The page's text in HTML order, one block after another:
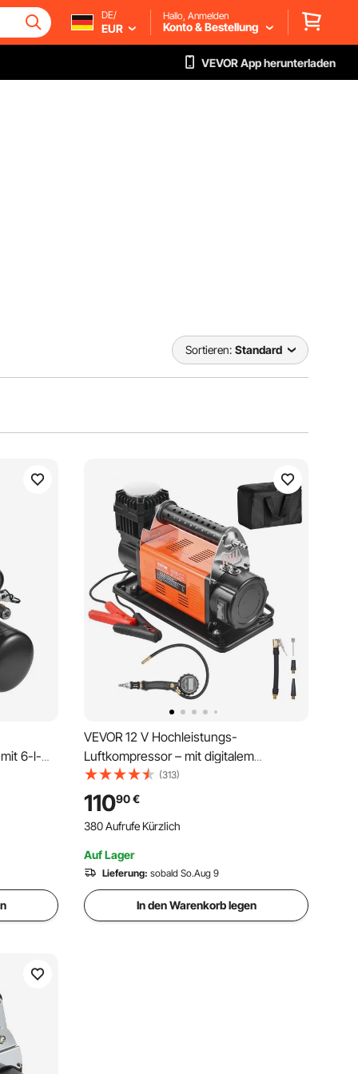
DE/
EUR
Hallo, Anmelden
Konto & Bestellung
VEVOR App herunterladen
Sortieren: Standard
6-l-
VEVOR 12 V Hochleistungs-
Luftkompressor – mit digitalem
Druckmesser, Reifenfüllset, tragbarer
Reifenfüller mit 7,06 CFM, 150 PSI
Offroad-Luftpumpe mit Adaptern für
LKWs, Autos, SUVs, Allradfahrzeuge
und Wohnmobile
(313)
11090€
380 Aufrufe Kürzlich
Auf Lager
Lieferung: sobald So.Aug 9
In den Warenkorb legen